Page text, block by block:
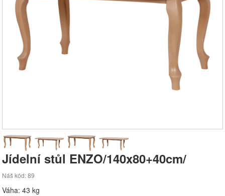
Jídelní stůl ENZO/140x80+40cm/
Náš kód: 89
Váha: 43 kg